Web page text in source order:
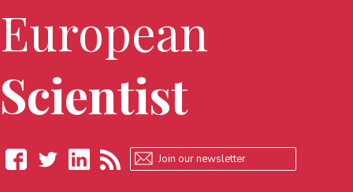
European
Scientist